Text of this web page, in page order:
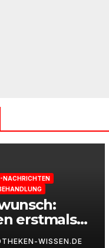
NACHRICHTEN
erstmals
WISSEN.DE